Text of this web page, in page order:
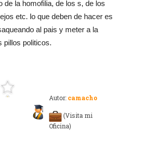
de la homofilia, de los s, de los
etc. lo que deben de hacer es
al pais y meter a la
pillos politicos.
Autor: camacho
(Visita mi
Oficina)